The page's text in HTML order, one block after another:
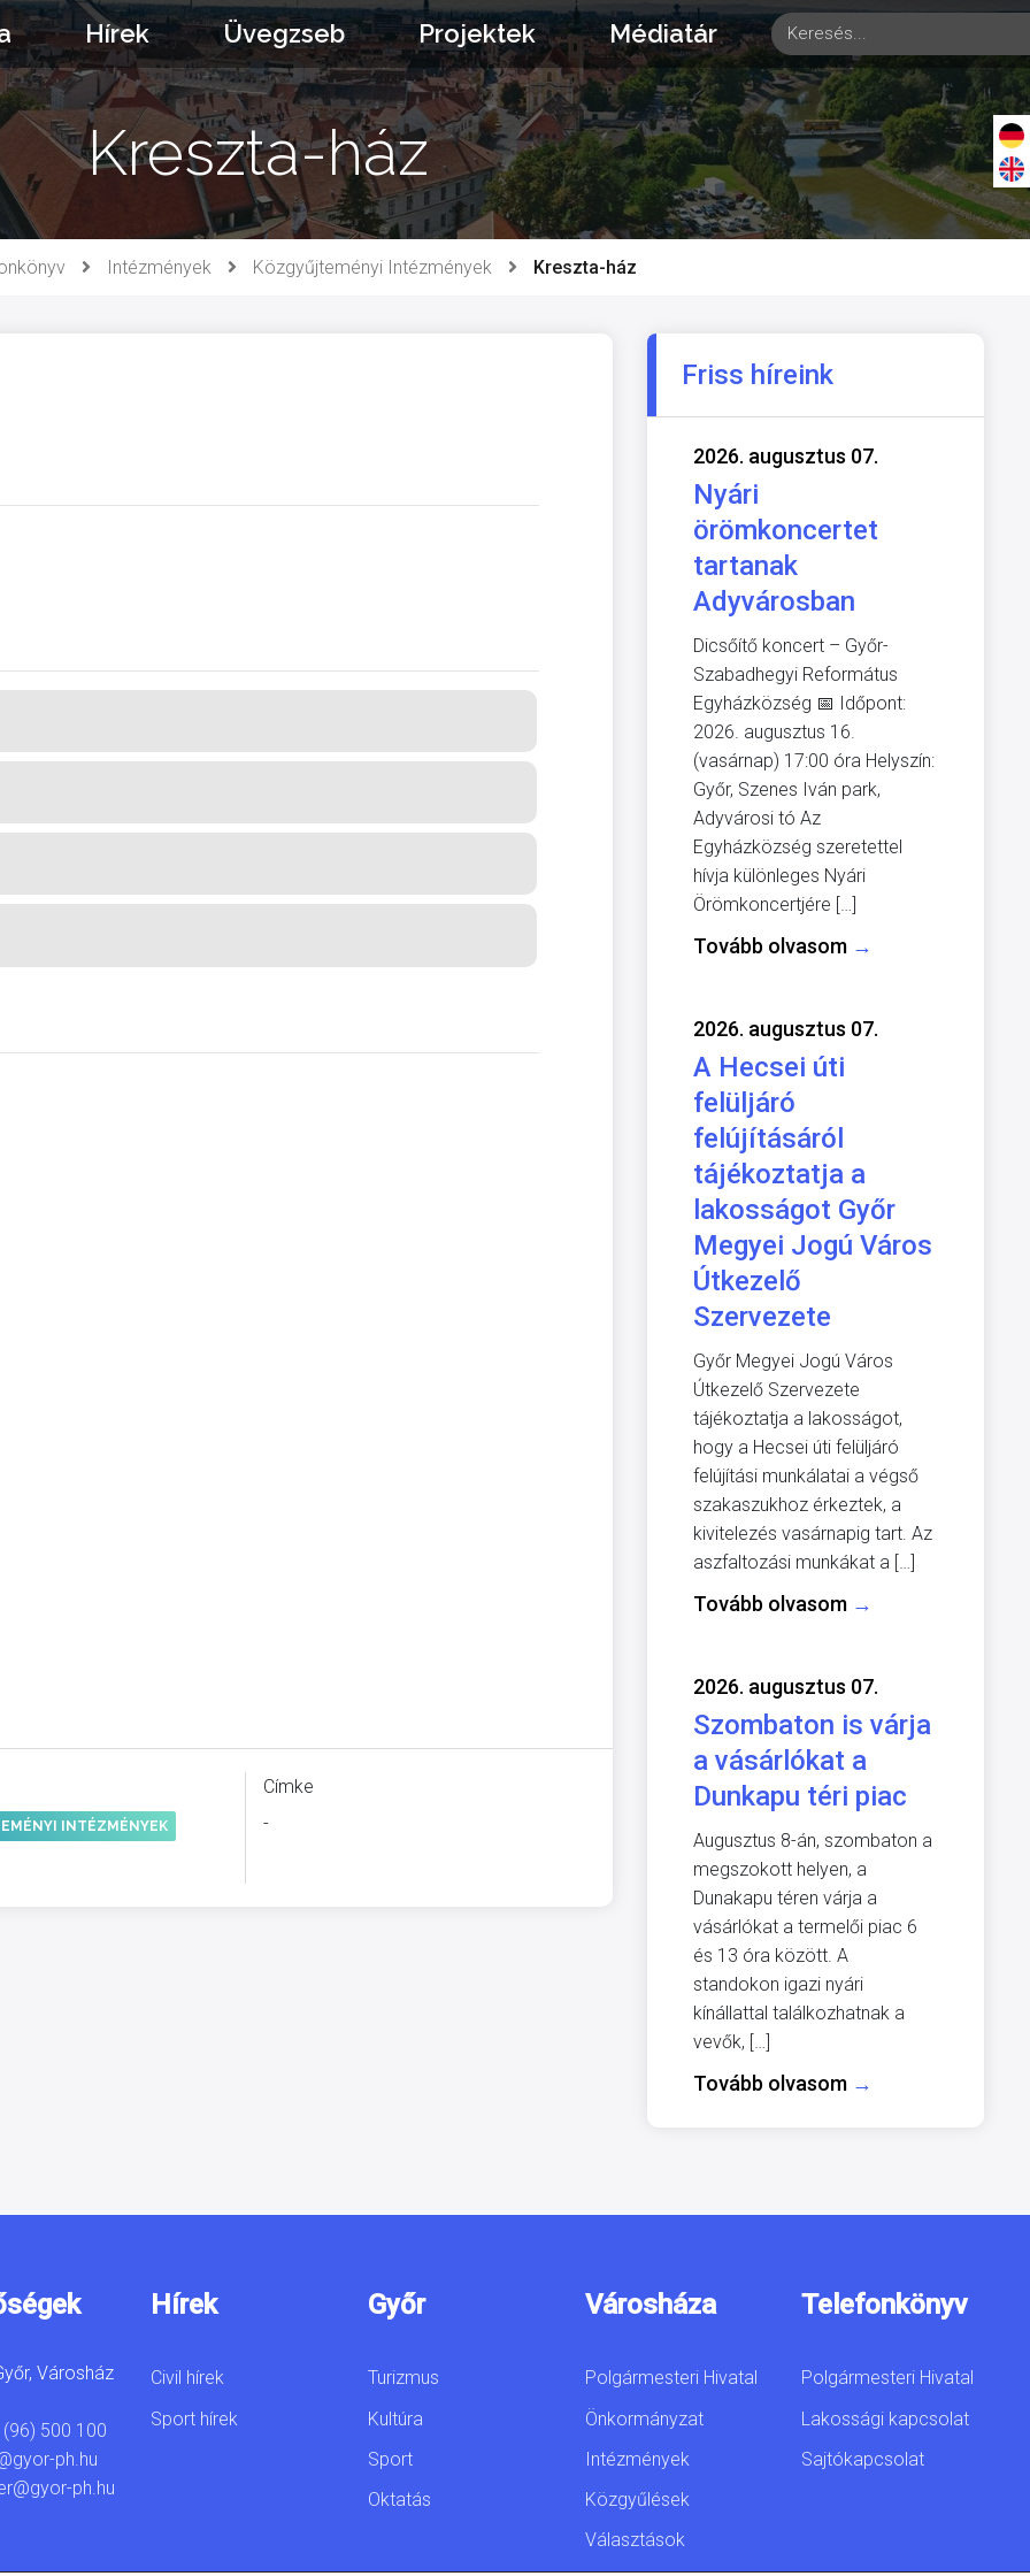
Hírek Üvegzseb Projektek Médiatár
Kreszta-ház
Intézmények Közgyűjteményi Intézmények Kreszta-ház
INTÉZMÉNYEK
Címke
-
Friss híreink
2026. augusztus 07.
Nyári
örömkoncertet
tartanak
Adyvárosban
Dicsőítő koncert – Győr-
Szabadhegyi Református
Egyházközség 📅 Időpont:
2026. augusztus 16.
(vasárnap) 17:00 óra Helyszín:
Győr, Szenes Iván park,
Adyvárosi tó Az
Egyházközség szeretettel
hívja különleges Nyári
Örömkoncertjére […]
Tovább olvasom →
2026. augusztus 07.
A Hecsei úti
felüljáró
felújításáról
tájékoztatja a
lakosságot Győr
Megyei Jogú Város
Útkezelő
Szervezete
Győr Megyei Jogú Város
Útkezelő Szervezete
tájékoztatja a lakosságot,
hogy a Hecsei úti felüljáró
felújítási munkálatai a végső
szakaszukhoz érkeztek, a
kivitelezés vasárnapig tart. Az
aszfaltozási munkákat a […]
Tovább olvasom →
2026. augusztus 07.
Szombaton is várja
a vásárlókat a
Dunkapu téri piac
Augusztus 8-án, szombaton a
megszokott helyen, a
Dunakapu téren várja a
vásárlókat a termelői piac 6
és 13 óra között. A
standokon igazi nyári
kínállattal találkozhatnak a
vevők, […]
Tovább olvasom →
Városház
(96) 500 100
ph.hu
ph.hu
Hírek
Civil hírek
Sport hírek
Győr
Turizmus
Kultúra
Sport
Oktatás
Városháza
Polgármesteri Hivatal
Önkormányzat
Intézmények
Közgyűlések
Választások
Telefonkönyv
Polgármesteri Hivatal
Lakossági kapcsolat
Sajtókapcsolat